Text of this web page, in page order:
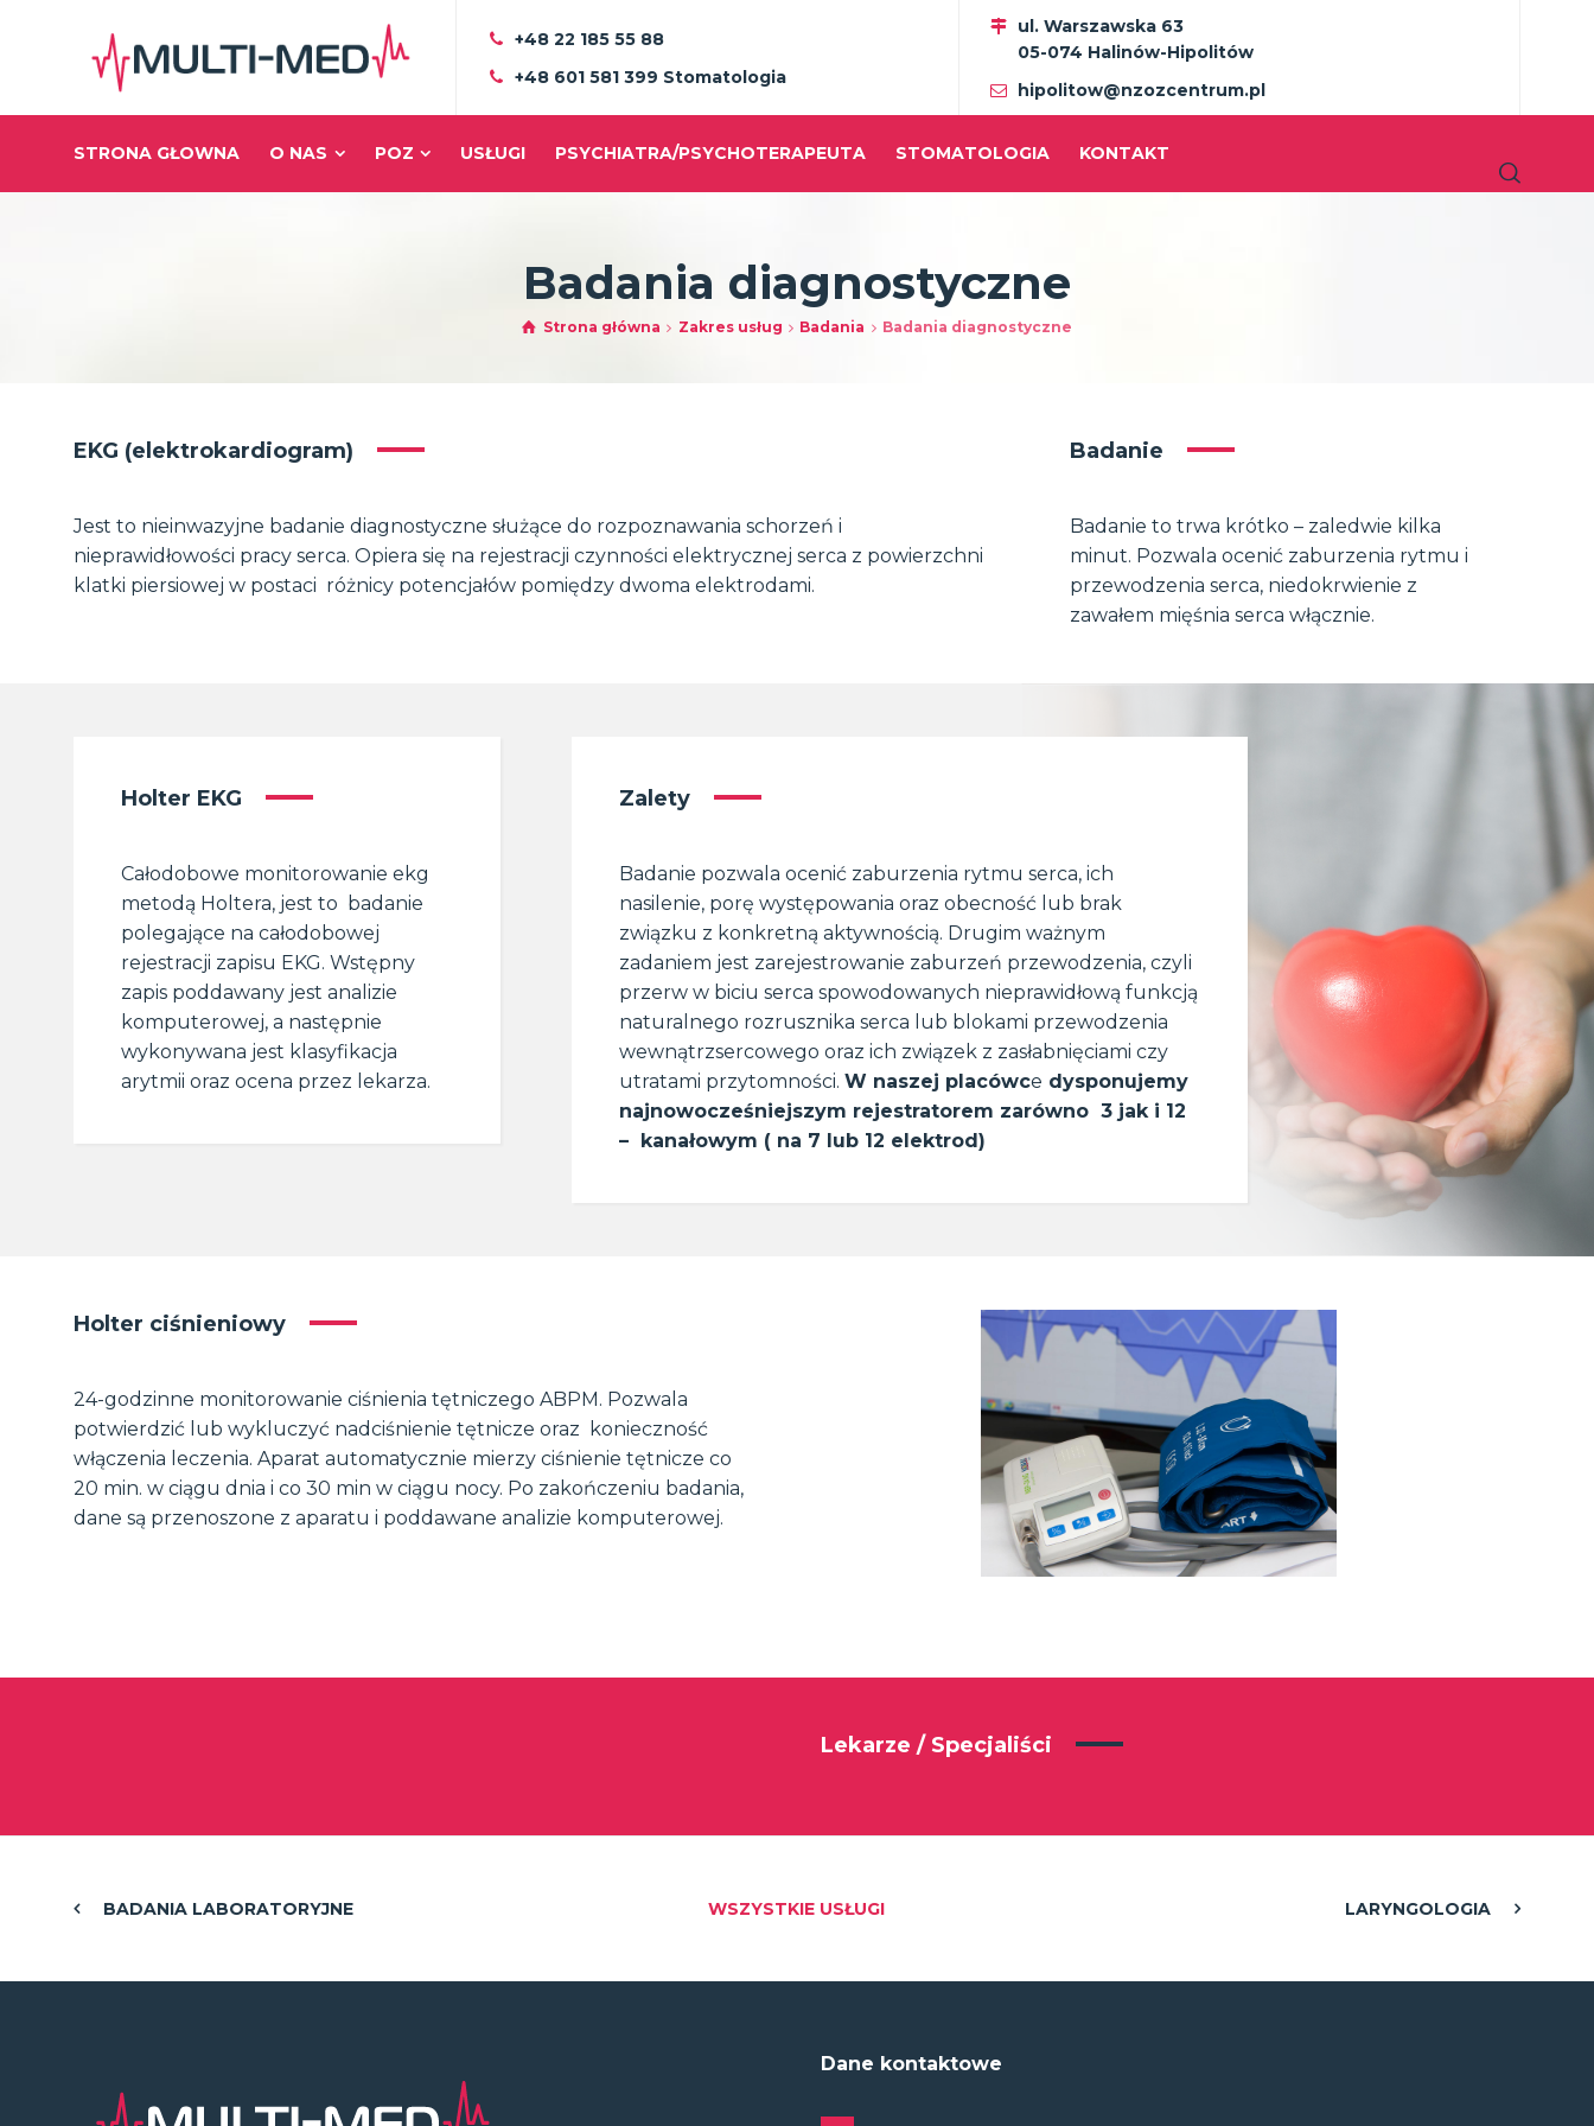
+48 22 185 55 88
+48 601 581 399 Stomatologia
ul. Warszawska 63
05-074 Halinów-Hipolitów
hipolitow@nzozcentrum.pl
STRONA GŁOWNA O NAS POZ USŁUGI PSYCHIATRA/PSYCHOTERAPEUTA STOMATOLOGIA KONTAKT
Badania diagnostyczne
Strona główna Zakres usług Badania Badania diagnostyczne
EKG (elektrokardiogram)
Jest to nieinwazyjne badanie diagnostyczne służące do rozpoznawania schorzeń i
nieprawidłowości pracy serca. Opiera się na rejestracji czynności elektrycznej serca z powierzchni
klatki piersiowej w postaci różnicy potencjałów pomiędzy dwoma elektrodami.
Badanie
Badanie to trwa krótko – zaledwie kilka
minut. Pozwala ocenić zaburzenia rytmu i
przewodzenia serca, niedokrwienie z
zawałem mięśnia serca włącznie.
Holter EKG
Całodobowe monitorowanie ekg
metodą Holtera, jest to badanie
polegające na całodobowej
rejestracji zapisu EKG. Wstępny
zapis poddawany jest analizie
komputerowej, a następnie
wykonywana jest klasyfikacja
arytmii oraz ocena przez lekarza.
Zalety
Badanie pozwala ocenić zaburzenia rytmu serca, ich
nasilenie, porę występowania oraz obecność lub brak
związku z konkretną aktywnością. Drugim ważnym
zadaniem jest zarejestrowanie zaburzeń przewodzenia, czyli
przerw w biciu serca spowodowanych nieprawidłową funkcją
naturalnego rozrusznika serca lub blokami przewodzenia
wewnątrzsercowego oraz ich związek z zasłabnięciami czy
utratami przytomności. W naszej placówce dysponujemy
najnowocześniejszym rejestratorem zarówno 3 jak i 12
– kanałowym ( na 7 lub 12 elektrod)
Holter ciśnieniowy
24-godzinne monitorowanie ciśnienia tętniczego ABPM. Pozwala
potwierdzić lub wykluczyć nadciśnienie tętnicze oraz konieczność
włączenia leczenia. Aparat automatycznie mierzy ciśnienie tętnicze co
20 min. w ciągu dnia i co 30 min w ciągu nocy. Po zakończeniu badania,
dane są przenoszone z aparatu i poddawane analizie komputerowej.
Lekarze / Specjaliści
BADANIA LABORATORYJNE WSZYSTKIE USŁUGI LARYNGOLOGIA
Dane kontaktowe